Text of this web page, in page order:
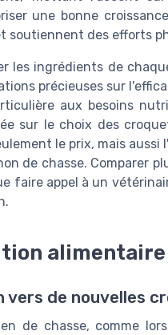
une bonne
soutiennent des efforts
les ingrédients de
précieuses sur
aux besoins
sur le choix des
le prix, mais
de chasse. Comparer
faire appel à un
alimentaire
vers de nouvelles
de chasse, comme